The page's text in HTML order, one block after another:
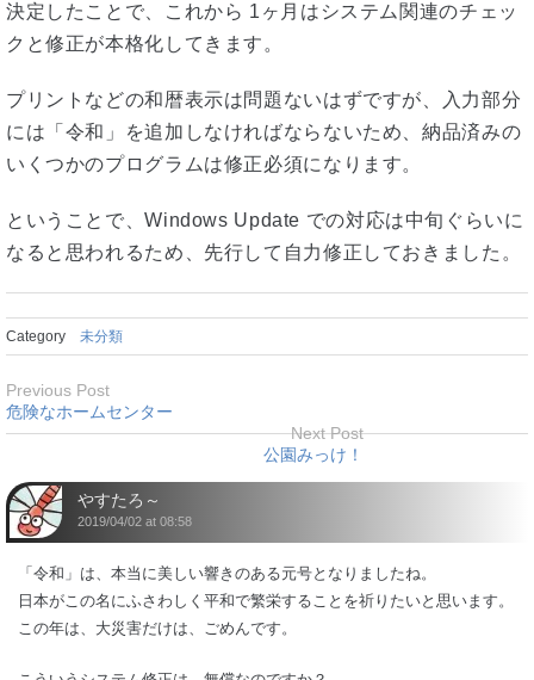
決定したことで、これから 1ヶ月はシステム関連のチェッ
クと修正が本格化してきます。
プリントなどの和暦表示は問題ないはずですが、入力部分
には「令和」を追加しなければならないため、納品済みの
いくつかのプログラムは修正必須になります。
ということで、Windows Update での対応は中旬ぐらいに
なると思われるため、先行して自力修正しておきました。
Category 未分類
Previous Post
危険なホームセンター
Next Post
公園みっけ！
やすたろ～
2019/04/02 at 08:58
「令和」は、本当に美しい響きのある元号となりましたね。
日本がこの名にふさわしく平和で繁栄することを祈りたいと思います。
この年は、大災害だけは、ごめんです。